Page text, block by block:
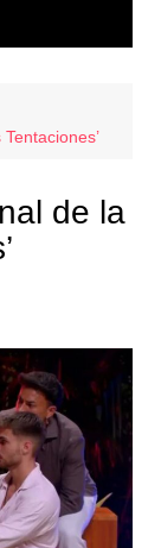
de la